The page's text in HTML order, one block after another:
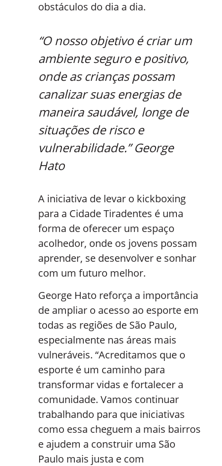
obstáculos do dia a dia.
“O nosso objetivo é criar um
ambiente seguro e positivo,
onde as crianças possam
canalizar suas energias de
maneira saudável, longe de
situações de risco e
vulnerabilidade.” George
Hato
A iniciativa de levar o kickboxing
para a Cidade Tiradentes é uma
forma de oferecer um espaço
acolhedor, onde os jovens possam
aprender, se desenvolver e sonhar
com um futuro melhor.
George Hato reforça a importância
de ampliar o acesso ao esporte em
todas as regiões de São Paulo,
especialmente nas áreas mais
vulneráveis. “Acreditamos que o
esporte é um caminho para
transformar vidas e fortalecer a
comunidade. Vamos continuar
trabalhando para que iniciativas
como essa cheguem a mais bairros
e ajudem a construir uma São
Paulo mais justa e com